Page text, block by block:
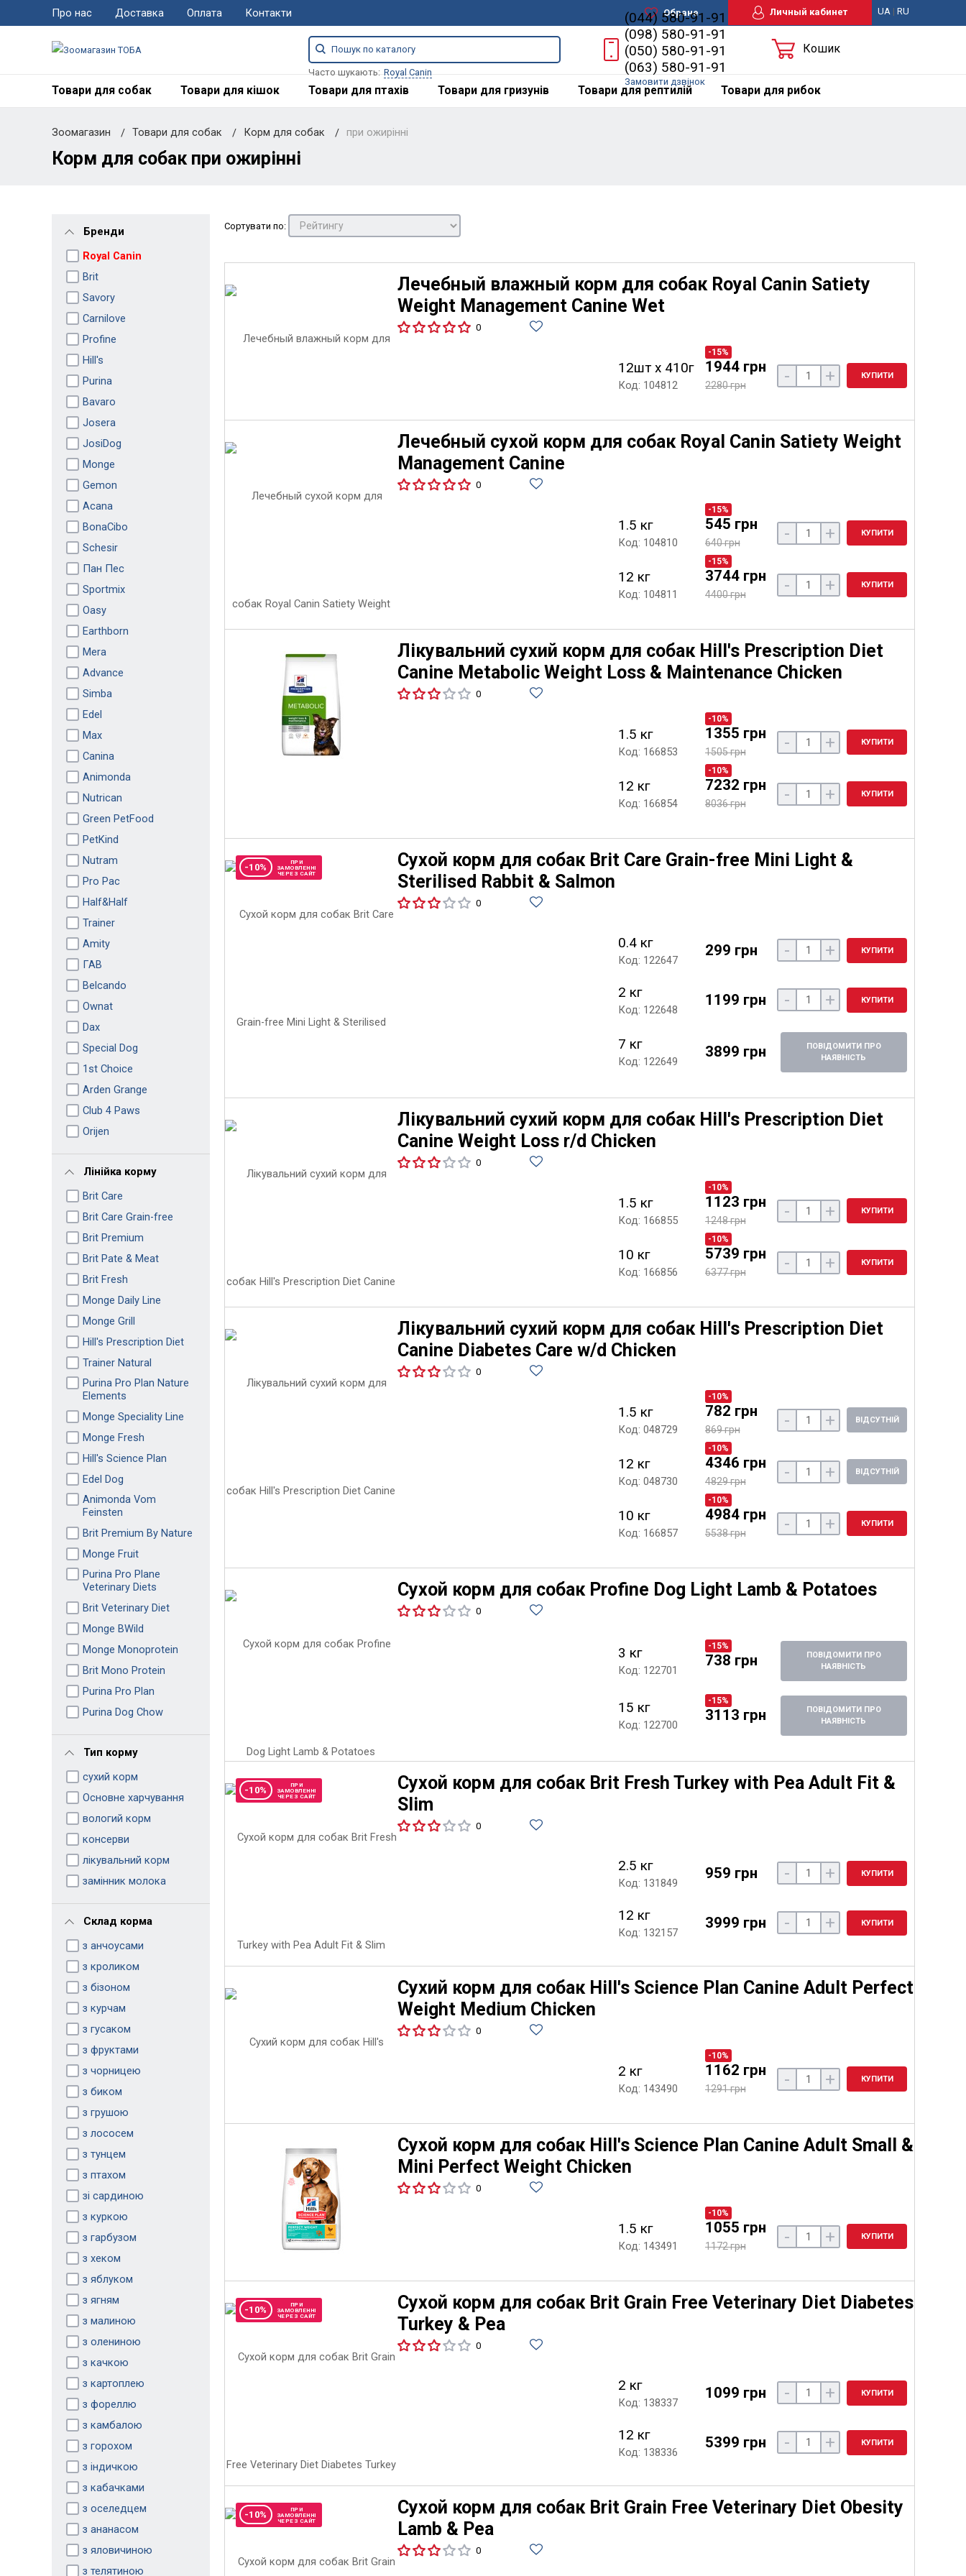
Про нас Доставка Оплата Контакти Обране Личный кабинет UA| RU
Часто шукають: Royal Canin
(044) 580-91-91
(098) 580-91-91
(050) 580-91-91
(063) 580-91-91
Замовити дзвінок
Кошик
Товари для собак Товари для кішок Товари для птахів Товари для гризунів Товари для рептилій Товари для рибок
Зоомагазин Товари для собак Корм для собак при ожирінні
Корм для собак при ожирінні
Бренди
Royal Canin
Brit
Savory
Carnilove
Profine
Hill's
Purina
Bavaro
Josera
JosiDog
Monge
Gemon
Acana
BonaCibo
Schesir
Пан Пес
Sportmix
Oasy
Earthborn
Mera
Advance
Simba
Edel
Max
Canina
Animonda
Nutrican
Green PetFood
PetKind
Nutram
Pro Pac
Half&Half
Trainer
Amity
ГАВ
Belcando
Ownat
Dax
Special Dog
1st Choice
Arden Grange
Club 4 Paws
Orijen
Лінійка корму
Brit Care
Brit Care Grain-free
Brit Premium
Brit Pate & Meat
Brit Fresh
Monge Daily Line
Monge Grill
Hill's Prescription Diet
Trainer Natural
Purina Pro Plan Nature
Elements
Monge Speciality Line
Monge Fresh
Hill's Science Plan
Edel Dog
Animonda Vom
Feinsten
Brit Premium By Nature
Monge Fruit
Purina Pro Plane
Veterinary Diets
Brit Veterinary Diet
Monge BWild
Monge Monoprotein
Brit Mono Protein
Purina Pro Plan
Purina Dog Chow
Тип корму
сухий корм
Основне харчування
вологий корм
консерви
лікувальний корм
замінник молока
Склад корма
з анчоусами
з кроликом
з бізоном
з курчам
з гусаком
з фруктами
з чорницею
з биком
з грушою
з лососем
з тунцем
з птахом
зі сардиною
з куркою
з гарбузом
з хеком
з яблуком
з ягням
з малиною
з олениною
з качкою
з картоплею
з фореллю
з камбалою
з горохом
з індичкою
з кабачками
з оселедцем
з ананасом
з яловичиною
з телятиною
Сортувати по:
Лечебный влажный корм для собак Royal Canin Satiety
Weight Management Canine Wet
0
12шт х 410г
Код: 104812
-15%
1944 грн
2280 грн - + КУПИТИ
Лечебный сухой корм для собак Royal Canin Satiety Weight
Management Canine
0
1.5 кг
Код: 104810
-15%
545 грн
640 грн - + КУПИТИ
12 кг
Код: 104811
-15%
3744 грн
4400 грн - + КУПИТИ
Лікувальний сухий корм для собак Hill's Prescription Diet
Canine Metabolic Weight Loss & Maintenance Chicken
0
1.5 кг
Код: 166853
-10%
1355 грн
1505 грн - + КУПИТИ
12 кг
Код: 166854
-10%
7232 грн
8036 грн - + КУПИТИ
-10%
ПРИ
ЗАМОВЛЕННІ
ЧЕРЕЗ САЙТ
Сухой корм для собак Brit Care Grain-free Mini Light &
Sterilised Rabbit & Salmon
0
0.4 кг
Код: 122647
299 грн - + КУПИТИ
2 кг
Код: 122648
1199 грн - + КУПИТИ
7 кг
Код: 122649
3899 грн
ПОВІДОМИТИ ПРО
НАЯВНІСТЬ
Лікувальний сухий корм для собак Hill's Prescription Diet
Canine Weight Loss r/d Chicken
0
1.5 кг
Код: 166855
-10%
1123 грн
1248 грн - + КУПИТИ
10 кг
Код: 166856
-10%
5739 грн
6377 грн - + КУПИТИ
Лікувальний сухий корм для собак Hill's Prescription Diet
Canine Diabetes Care w/d Chicken
0
1.5 кг
Код: 048729
-10%
782 грн
869 грн - + ВІДСУТНІЙ
12 кг
Код: 048730
-10%
4346 грн
4829 грн - + ВІДСУТНІЙ
10 кг
Код: 166857
-10%
4984 грн
5538 грн - + КУПИТИ
Сухой корм для собак Profine Dog Light Lamb & Potatoes
0
3 кг
Код: 122701
-15%
738 грн
ПОВІДОМИТИ ПРО
НАЯВНІСТЬ
15 кг
Код: 122700
-15%
3113 грн
ПОВІДОМИТИ ПРО
НАЯВНІСТЬ
-10%
ПРИ
ЗАМОВЛЕННІ
ЧЕРЕЗ САЙТ
Сухой корм для собак Brit Fresh Turkey with Pea Adult Fit &
Slim
0
2.5 кг
Код: 131849
959 грн - + КУПИТИ
12 кг
Код: 132157
3999 грн - + КУПИТИ
Сухий корм для собак Hill's Science Plan Canine Adult Perfect
Weight Medium Chicken
0
2 кг
Код: 143490
-10%
1162 грн
1291 грн - + КУПИТИ
Сухой корм для собак Hill's Science Plan Canine Adult Small &
Mini Perfect Weight Chicken
0
1.5 кг
Код: 143491
-10%
1055 грн
1172 грн - + КУПИТИ
-10%
ПРИ
ЗАМОВЛЕННІ
ЧЕРЕЗ САЙТ
Сухой корм для собак Brit Grain Free Veterinary Diet Diabetes
Turkey & Pea
0
2 кг
Код: 138337
1099 грн - + КУПИТИ
12 кг
Код: 138336
5399 грн - + КУПИТИ
-10%
ПРИ
ЗАМОВЛЕННІ
ЧЕРЕЗ САЙТ
Сухой корм для собак Brit Grain Free Veterinary Diet Obesity
Lamb & Pea
0